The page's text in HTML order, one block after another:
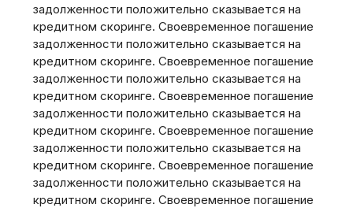
задолженности положительно сказывается на
кредитном скоринге. Своевременное погашение
задолженности положительно сказывается на
кредитном скоринге. Своевременное погашение
задолженности положительно сказывается на
кредитном скоринге. Своевременное погашение
задолженности положительно сказывается на
кредитном скоринге. Своевременное погашение
задолженности положительно сказывается на
кредитном скоринге. Своевременное погашение
задолженности положительно сказывается на
кредитном скоринге. Своевременное погашение